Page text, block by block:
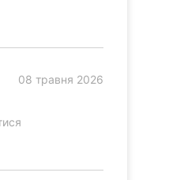
08 травня 2026